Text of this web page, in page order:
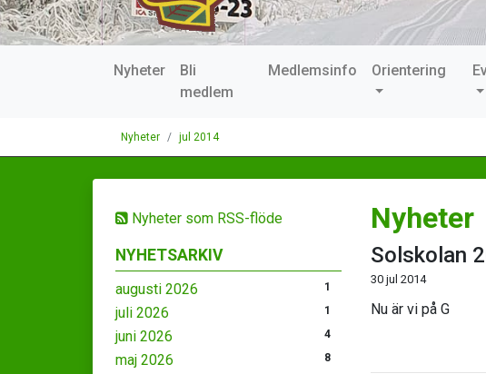
Nyheter
Bli
medlem
Medlemsinfo Orientering
Nyheter jul 2014
Nyheter som RSS-flöde
NYHETSARKIV
augusti 2026 1
juli 2026 1
juni 2026 4
maj 2026 8
Nyheter
Solskolan
30 jul 2014
Nu är vi på G